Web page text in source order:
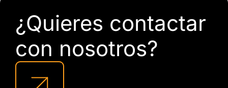
¿Quieres contactar
con nosotros?